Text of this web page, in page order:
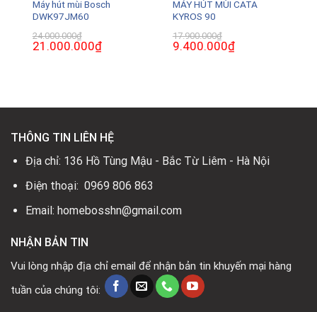
Máy hút mùi Bosch
DWK97JM60
24.000.000₫
Giá
gốc
21.000.000₫Giá
hiện
MÁY HÚT MÙI CATA
KYROS 90
17.900.000₫
Giá
gốc
9.400.000₫Giá
hiện
THÔNG TIN LIÊN HỆ
Địa chỉ: 136 Hồ Tùng Mậu - Bắc Từ Liêm - Hà Nội
Điện thoại: 0969 806 863
Email: homebosshn@gmail.com
NHẬN BẢN TIN
Vui lòng nhập địa chỉ email để nhận bản tin khuyến mại hàng
tuần của chúng tôi: